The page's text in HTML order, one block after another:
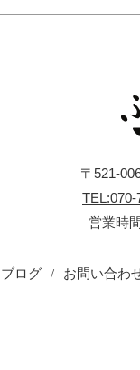
〒521-
TEL:070-
営業時
ブログ お問い合わ